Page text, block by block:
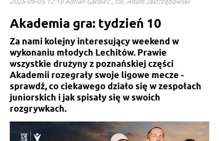
Akademia gra: tydzień 10
Za nami kolejny interesujący weekend w
wykonaniu młodych Lechitów. Prawie
wszystkie drużyny z poznańskiej części
Akademii rozegrały swoje ligowe mecze -
sprawdź, co ciekawego działo się w zespołach
juniorskich i jak spisały się w swoich
rozgrywkach.